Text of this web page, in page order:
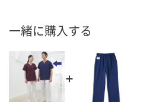
一緒に購入する